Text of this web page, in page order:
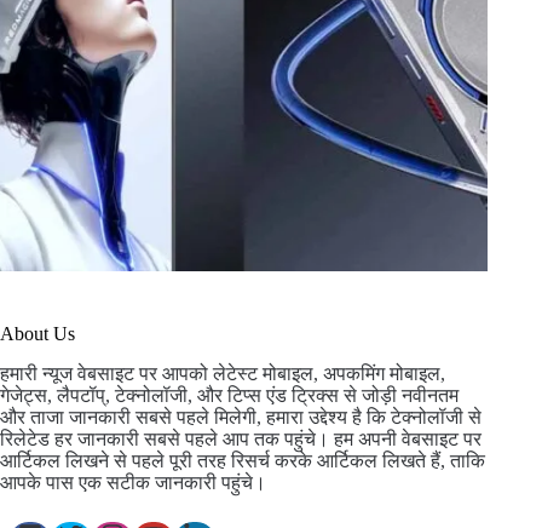
About Us
हमारी न्यूज वेबसाइट पर आपको लेटेस्ट मोबाइल, अपकमिंग मोबाइल,
गेजेट्स, लैपटॉप्, टेक्नोलॉजी, और टिप्स एंड ट्रिक्स से जोड़ी नवीनतम
और ताजा जानकारी सबसे पहले मिलेगी, हमारा उद्देश्य है कि टेक्नोलॉजी से
रिलेटेड हर जानकारी सबसे पहले आप तक पहुंचे। हम अपनी वेबसाइट पर
आर्टिकल लिखने से पहले पूरी तरह रिसर्च करके आर्टिकल लिखते हैं, ताकि
आपके पास एक सटीक जानकारी पहुंचे।